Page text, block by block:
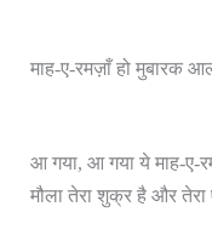
माह-ए-रमज़ाँ हो मुबारक
आ गया, आ गया ये माह-ए-
मौला तेरा शुक्र है और तेरा